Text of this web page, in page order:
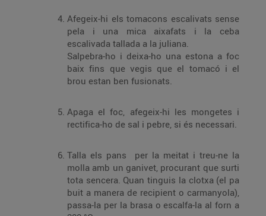
Afegeix-hi els tomacons escalivats sense
pela i una mica aixafats i la ceba
escalivada tallada a la juliana.
Salpebra-ho i deixa-ho una estona a foc
baix fins que vegis que el tomacó i el
brou estan ben fusionats.
Apaga el foc, afegeix-hi les mongetes i
rectifica-ho de sal i pebre, si és necessari.
Talla els pans per la meitat i treu-ne la
molla amb un ganivet, procurant que surti
tota sencera. Quan tinguis la clotxa (el pa
buit a manera de recipient o carmanyola),
passa-la per la brasa o escalfa-la al forn a